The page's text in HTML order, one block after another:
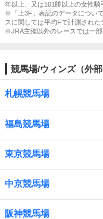
年以上、又は101勝以上の女性騎
※「上3F」表記のデータについ
スに関しては平均Fで計測された
※JRA主催以外のレースでは一部
競馬場/ウィンズ（外部
札幌競馬場
福島競馬場
東京競馬場
中京競馬場
阪神競馬場